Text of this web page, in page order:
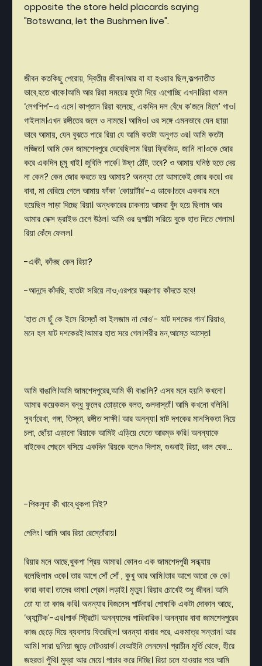
opposite the store held placards saying
"Botswana, let the Bushmen live".
জীবনকতকিছুপেরোয়, দ্বিতীয়জীবন।আরযাযাহওয়ারছিল,কল্পনাতীত
ভাবে,হতেথাকে।আমিআররিয়াসময়েরফুটোদিয়েএগোচ্ছিএখন।রিয়াথামল
‘লেগশিপ’-এ এসে।কাপ্তানরিয়াবলেছে, একদিনদলবেঁধেক’জনেমিলে’ গাও।
গাইলাম।এখনরঙ্গীতেরজলেওনামছে।আমিও।ওরসঙ্গেএমনভাবেযেনছায়া
ভাবেআমায়, যেনবুঝতেপারেরিয়াযেআমিকতটাঅনুগতওর।আমিকতটা
লজ্জিত।আমিকেনজামশেদপুরেভেবেছিলামরিয়াফ্রিজিড, জানি না।ওকেজোর
করেএকদিনচুমুখাই।জুবিলিপার্কে।উষ্ণঠোঁট,তবে? ওআমায়ঘনিষ্ঠহতেদেয়
নাকেন? কেনজোরকরতেহয়আমায়? অনন্যাতোআমাকেইজোরকরে।ওর
বাবা, মাবেরিয়েগেলেআমায়ফাঁকা ‘কোয়ার্টার’-এ ডাকে।তবেএকবারমনে
হয়েছিলসাড়াদিচ্ছেরিয়া।অন্ধকারেরঢাকনায়আমরাবুঁদহয়েছিলামআর
আমারসেক্সড্রাইভচেগেউঠল।আমিওরদুপাট্টাসরিয়েবুকেহাতদিতেগেলাম।
রিয়াকেঁদেফেলল।
-একী, কাঁদছকেনরিয়া?
-আনন্দেকাঁদছি, হাতটাসরিয়েনাও,এরপরেযন্ত্রণায়কাঁদতেহবে!
‘হাতসেছুঁকেইসেরিস্তোঁকাইলজামনাদোও’- ষাটদশকেরগান’।রিয়াও,
মনেহলষাটদশকেরই।আমারহাতসরেগেল।শরীরমন,আস্তেআস্তে।
আমিবাঙালি।আমিজামশেদপুরের,আমিকীবাঙালি? এসবমনেহয়নিকখনো।
আমারকয়েকজনবন্ধুফুলেরতোড়াকেবলত, গুলদাস্তাঁ।আমিকখনোবলিনি।
সুবর্ণরেখা, গঙ্গা, তিস্তা, রঙ্গীতসাক্ষী।আরঅনন্যা।ষাটদশকেরমানসিকতানিয়ে
চলা, ছোঁয়াএড়ানোরিয়াকেআমিইএড়িয়েযেতেআরম্ভকরি।অনন্যাকে
বাইকেরপেছনেবসিয়েএকদিনরিয়কেবলেওদিলাম, গুডবাইরিয়া, ভালথেক...
-পিকলুদাকীখাবে,থুকপানিই?
পেলিং।আমিআররিয়ারেস্তোঁরায়।
রিয়ারমনেআছে,থুকপাপ্রিয়আমার।কোনওএকজামশেদপুরীসন্ধ্যায়
বলেছিলামওকে।তারআগেসোঁসোঁ, কুখুআরআমি।তারআগেআরোকেকে।
কারাকারা।তাদেরভাষা।প্রেম।লড়াই।মৃত্যু।রিয়ারচোখেইশুধুজীবন।আমি
তোযাতাকাজকরি।অনন্যারবিজনেসপার্টনার।পোষাকিএকটাদোকানআছে,
‘অ্যান্টিক’-এর।পার্কস্ট্রিটে।অনন্যাদেরপারিবারিক।অনন্যারবাবাজামশেদপুরের
কাজছেড়েদিয়েব্যবসায়ফিরেছিল।অনন্যাবাবারপরে, একমাত্রসন্তান।আর
আমি।সারাদুনিয়াজুড়েনেটওয়ার্ক।বেআইনিলেনদেন।প্রাচীনমূর্তিথেকে, হীরে
জহরত।পুঁথি।মুদ্রাআরমেয়ে।পাচারকরেদিচ্ছি।রিয়াচলেযাওয়ারপরেআমি